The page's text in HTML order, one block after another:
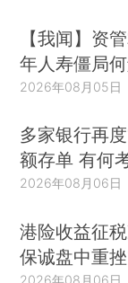
【我闻】资
年人寿僵局
2026年08月05日
多家银行再
额存单 有何
2026年08月06日
港险收益征
保诚盘中重
2026年08月06日